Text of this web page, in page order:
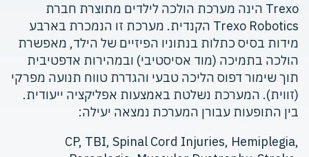
Trexo הינה מערכת הולכה לילדים מתוצרת חברת
Trexo Robotics הקנדית. מערכת זו הנמכרת בארבע
מידות בסיס כתלות בנתוניו הפיזיים של הילד, מאפשרת
הולכה בתמיכה (מוד אסיסטיבי) ובמהירות אדפטיבית
תוך שימור דפוס הליכה טבעי והגדרת טווח תנועה מפרקי
(זווית). המערכת נשלטת באמצעות אפליקציה ייעודית.
בין התופעות עבורן המערכת נמצאה יעילה:
CP, TBI, Spinal Cord Injuries, Hemiplegia,